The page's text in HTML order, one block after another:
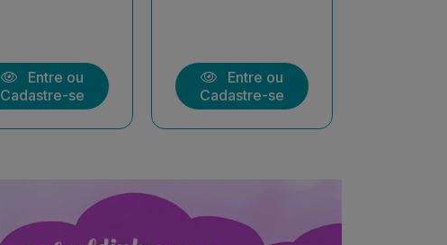
Entre ou
Cadastre-se
Entre ou
Cadastre-se